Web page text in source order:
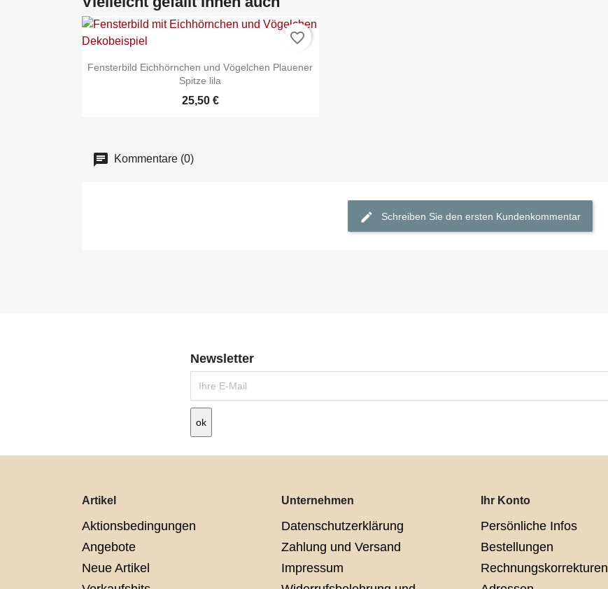
Fensterbild Eichhörnchen und Vögelchen Plauener
Spitze lila
25,50 €
favorite_border
Kommentare (0)
Schreiben Sie den ersten Kundenkommentar
Newsletter
Artikel
Aktionsbedingungen
Angebote
Neue Artikel
Unternehmen
Datenschutzerklärung
Zahlung und Versand
Impressum
Ihr Konto
Persönliche Infos
Bestellungen
Rechnungskorrekturen